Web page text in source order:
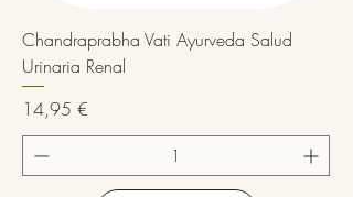
Chandraprabha Vati Ayurveda Salud
Urinaria Renal
Precio
14,95 €